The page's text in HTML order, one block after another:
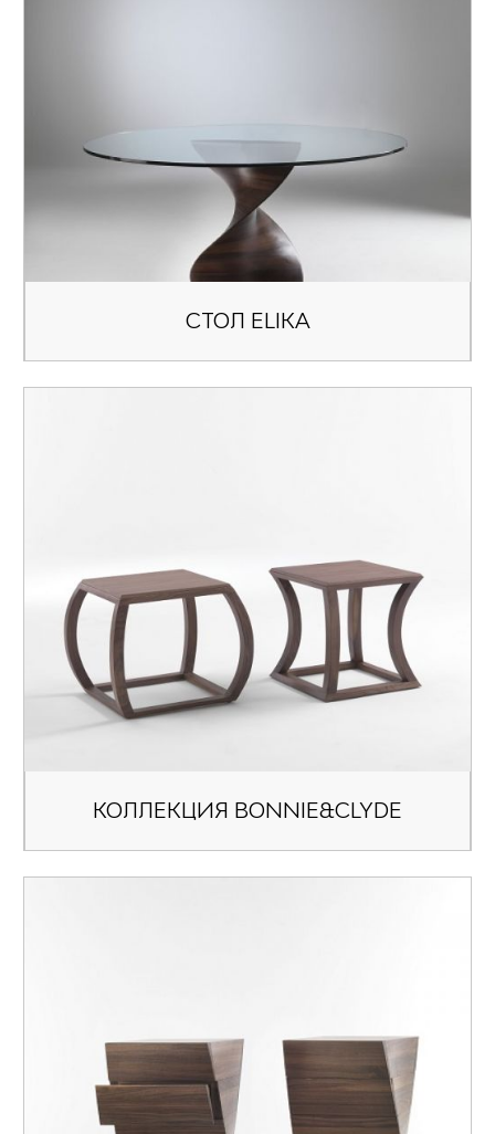
CТОЛ ELIKA
КОЛЛЕКЦИЯ BONNIE&CLYDE